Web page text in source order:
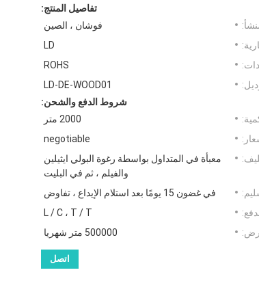
تفاصيل المنتج:
فوشان ، الصين
LD
ROHS
LD-DE-WOOD01
شروط الدفع والشحن:
2000 متر
negotiable
معبأة في المتداول بواسطة رغوة البولي ايثيلين
والفيلم ، ثم في البليت
في غضون 15 يومًا بعد استلام الإيداع ، تفاوض
L / C ، T / T
500000 متر شهريا
اتصل